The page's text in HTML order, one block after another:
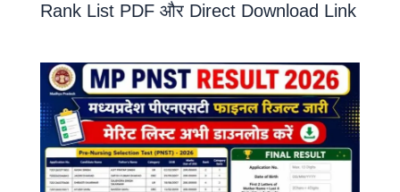
Rank List PDF और Direct Download Link